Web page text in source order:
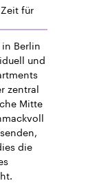
für
Berlin
und
zentral
Mitte
die